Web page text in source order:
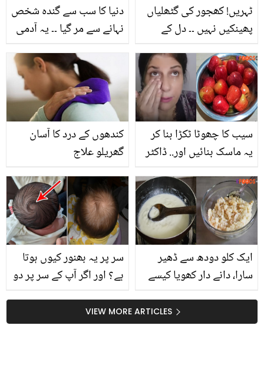
پھینکیں گی
دنیا کا سب سے گندہ شخص
نہانے سے مر گیا ۔۔ یہ آدمی
اس کا تعلق کہاں سے تھا؟
ٹہریں! کھجور کی گٹھلیاں
پھینکیں نہیں ۔۔ دل کے
ہاضمہ بہتر کرنے میں
کھجور کیسے آپ کی مدد
کرسکتے ہیں؟
کندھوں کے درد کا آسان
گھریلو علاج
سیب کا چھوٹا ٹکڑا بنا کر
یہ ماسک بنائیں اور.. ڈاکٹر
دن میں فیشل جیسی چمک
حاصل کرنے کا زبردست
ماسک
سر پر یہ بھنور کیوں ہوتا
ہے؟ اور اگر آپ کے سر پر دو
متعلق چند دلچسپ باتیں
جو بہت کم لوگ جانتے ہیں
ایک کلو دودھ سے ڈھیر
سارا، دانے دار کھویا کیسے
مزیدار کھویا بنانے کی آسان
ترکیب
VIEW MORE ARTICLES